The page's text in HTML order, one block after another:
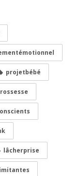
projetbébé
lâcherprise